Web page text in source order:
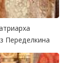
Переделкина